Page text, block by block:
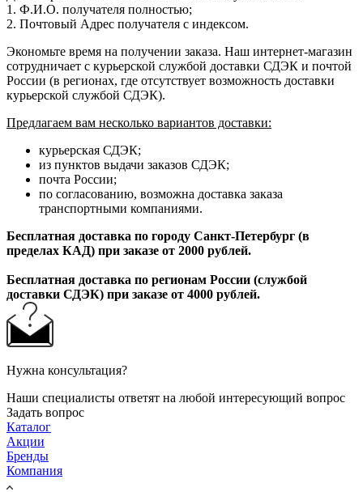
1. Ф.И.О. получателя полностью;
2. Почтовый Адрес получателя с индексом.
Экономьте время на получении заказа. Наш интернет-магазин
сотрудничает с курьерской службой доставки СДЭК и почтой
России (в регионах, где отсутствует возможность доставки
курьерской службой СДЭК).
Предлагаем вам несколько вариантов доставки:
курьерская СДЭК;
из пунктов выдачи заказов СДЭК;
почта России;
по согласованию, возможна доставка заказа
транспортными компаниями.
Бесплатная доставка по городу Санкт-Петербург (в
пределах КАД) при заказе от 2000 рублей.
Бесплатная доставка по регионам России (службой
доставки СДЭК) при заказе от 4000 рублей.
Нужна консультация?
Наши специалисты ответят на любой интересующий вопрос
Задать вопрос
Каталог
Акции
Бренды
Компания